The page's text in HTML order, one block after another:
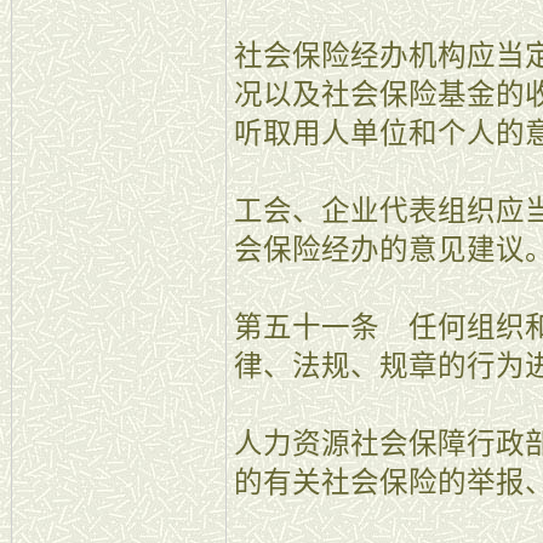
社会保险经办机构应当
况以及社会保险基金的
听取用人单位和个人的
工会、企业代表组织应
会保险经办的意见建议
第五十一条 任何组织
律、法规、规章的行为
人力资源社会保障行政
的有关社会保险的举报